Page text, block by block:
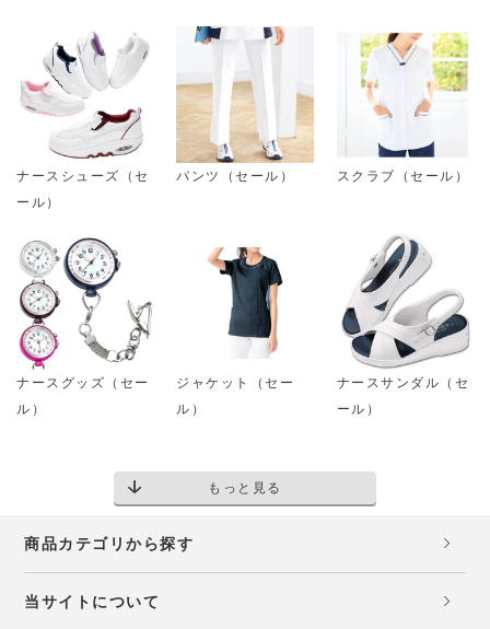
ナースシューズ（セ
ール）
パンツ（セール） スクラブ（セール）
ナースグッズ（セー
ル）
ジャケット（セー
ル）
ナースサンダル（セ
ール）
もっと見る
商品カテゴリから探す
当サイトについて